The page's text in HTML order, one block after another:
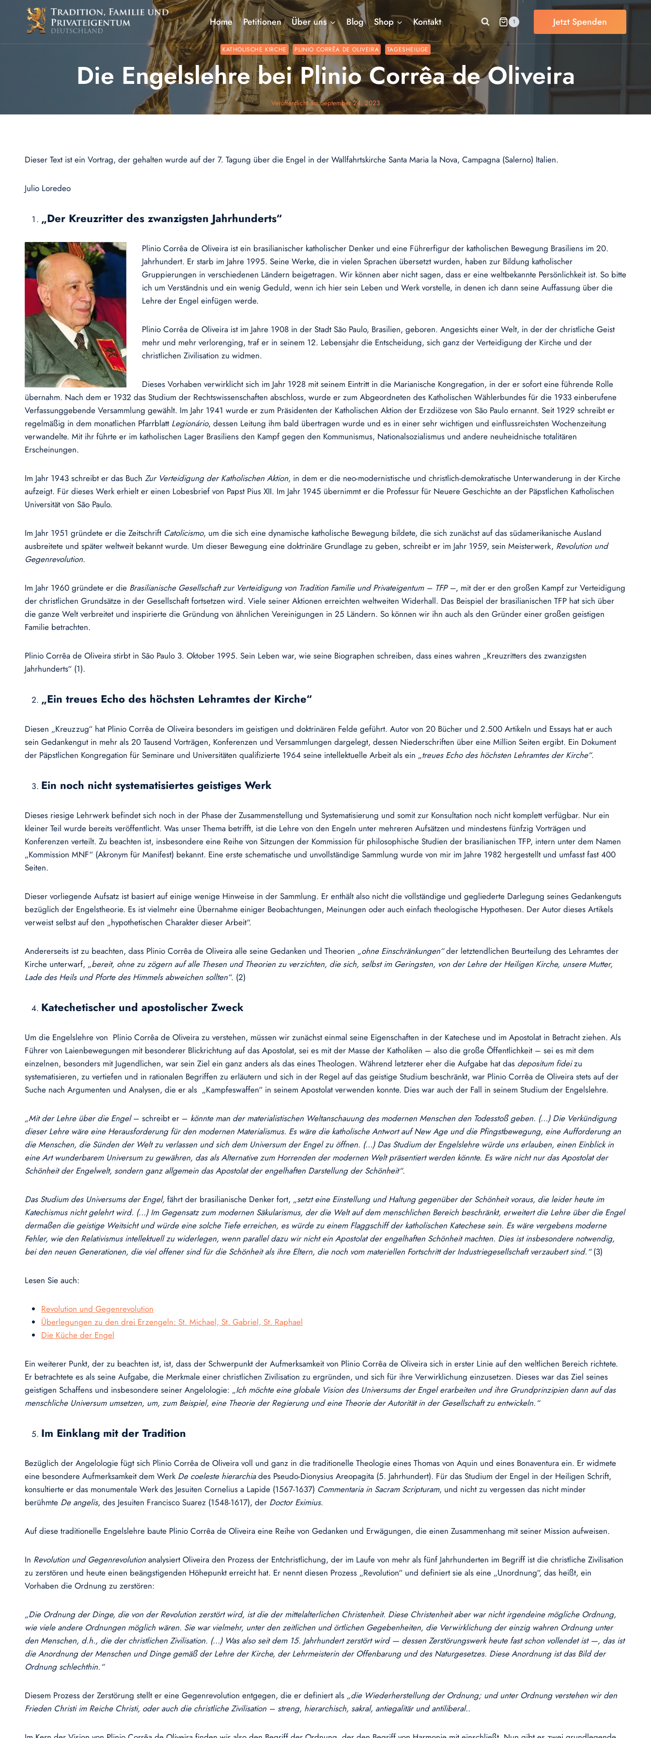
springen
Home Petitionen Über uns Blog Shop Kontakt 1 Jetzt Spenden
KATHOLISCHE KIRCHE PLINIO CORRÊA DE OLIVEIRA TAGESHEILIGE
Die Engelslehre bei Plinio Corrêa de Oliveira
Veröffentlicht amSeptember 24, 2023
Dieser Text ist ein Vortrag, der gehalten wurde auf der 7. Tagung über die Engel in der Wallfahrtskirche Santa Maria la Nova, Campagna (Salerno) Italien.
Julio Loredeo
„Der Kreuzritter des zwanzigsten Jahrhunderts“
Plinio Corrêa de Oliveira ist ein brasilianischer katholischer Denker und eine Führerfigur der katholischen Bewegung Brasiliens im 20.
Jahrhundert. Er starb im Jahre 1995. Seine Werke, die in vielen Sprachen übersetzt wurden, haben zur Bildung katholischer
Gruppierungen in verschiedenen Ländern beigetragen. Wir können aber nicht sagen, dass er eine weltbekannte Persönlichkeit ist. So bitte
ich um Verständnis und ein wenig Geduld, wenn ich hier sein Leben und Werk vorstelle, in denen ich dann seine Auffassung über die
Lehre der Engel einfügen werde.
Plinio Corrêa de Oliveira ist im Jahre 1908 in der Stadt São Paulo, Brasilien, geboren. Angesichts einer Welt, in der der christliche Geist
mehr und mehr verlorenging, traf er in seinem 12. Lebensjahr die Entscheidung, sich ganz der Verteidigung der Kirche und der
christlichen Zivilisation zu widmen.
Dieses Vorhaben verwirklicht sich im Jahr 1928 mit seinem Eintritt in die Marianische Kongregation, in der er sofort eine führende Rolle
übernahm. Nach dem er 1932 das Studium der Rechtswissenschaften abschloss, wurde er zum Abgeordneten des Katholischen Wählerbundes für die 1933 einberufene
Verfassunggebende Versammlung gewählt. Im Jahr 1941 wurde er zum Präsidenten der Katholischen Aktion der Erzdiözese von São Paulo ernannt. Seit 1929 schreibt er
regelmäßig in dem monatlichen Pfarrblatt Legionário, dessen Leitung ihm bald übertragen wurde und es in einer sehr wichtigen und einflussreichsten Wochenzeitung
verwandelte. Mit ihr führte er im katholischen Lager Brasiliens den Kampf gegen den Kommunismus, Nationalsozialismus und andere neuheidnische totalitären
Erscheinungen.
Im Jahr 1943 schreibt er das Buch Zur Verteidigung der Katholischen Aktion, in dem er die neo-modernistische und christlich-demokratische Unterwanderung in der Kirche
aufzeigt. Für dieses Werk erhielt er einen Lobesbrief von Papst Pius XII. Im Jahr 1945 übernimmt er die Professur für Neuere Geschichte an der Päpstlichen Katholischen
Universität von São Paulo.
Im Jahr 1951 gründete er die Zeitschrift Catolicismo, um die sich eine dynamische katholische Bewegung bildete, die sich zunächst auf das südamerikanische Ausland
ausbreitete und später weltweit bekannt wurde. Um dieser Bewegung eine doktrinäre Grundlage zu geben, schreibt er im Jahr 1959, sein Meisterwerk, Revolution und
Gegenrevolution.
Im Jahr 1960 gründete er die Brasilianische Gesellschaft zur Verteidigung von Tradition Familie und Privateigentum – TFP –, mit der er den großen Kampf zur Verteidigung
der christlichen Grundsätze in der Gesellschaft fortsetzen wird. Viele seiner Aktionen erreichten weltweiten Widerhall. Das Beispiel der brasilianischen TFP hat sich über
die ganze Welt verbreitet und inspirierte die Gründung von ähnlichen Vereinigungen in 25 Ländern. So können wir ihn auch als den Gründer einer großen geistigen
Familie betrachten.
Plinio Corrêa de Oliveira stirbt in São Paulo 3. Oktober 1995. Sein Leben war, wie seine Biographen schreiben, dass eines wahren „Kreuzritters des zwanzigsten
Jahrhunderts“ (1).
„Ein treues Echo des höchsten Lehramtes der Kirche“
Diesen „Kreuzzug“ hat Plinio Corrêa de Oliveira besonders im geistigen und doktrinären Felde geführt. Autor von 20 Bücher und 2.500 Artikeln und Essays hat er auch
sein Gedankengut in mehr als 20 Tausend Vorträgen, Konferenzen und Versammlungen dargelegt, dessen Niederschriften über eine Million Seiten ergibt. Ein Dokument
der Päpstlichen Kongregation für Seminare und Universitäten qualifizierte 1964 seine intellektuelle Arbeit als ein „treues Echo des höchsten Lehramtes der Kirche“.
Ein noch nicht systematisiertes geistiges Werk
Dieses riesige Lehrwerk befindet sich noch in der Phase der Zusammenstellung und Systematisierung und somit zur Konsultation noch nicht komplett verfügbar. Nur ein
kleiner Teil wurde bereits veröffentlicht. Was unser Thema betrifft, ist die Lehre von den Engeln unter mehreren Aufsätzen und mindestens fünfzig Vorträgen und
Konferenzen verteilt. Zu beachten ist, insbesondere eine Reihe von Sitzungen der Kommission für philosophische Studien der brasilianischen TFP, intern unter dem Namen
„Kommission MNF“ (Akronym für Manifest) bekannt. Eine erste schematische und unvollständige Sammlung wurde von mir im Jahre 1982 hergestellt und umfasst fast 400
Seiten.
Dieser vorliegende Aufsatz ist basiert auf einige wenige Hinweise in der Sammlung. Er enthält also nicht die vollständige und gegliederte Darlegung seines Gedankenguts
bezüglich der Engelstheorie. Es ist vielmehr eine Übernahme einiger Beobachtungen, Meinungen oder auch einfach theologische Hypothesen. Der Autor dieses Artikels
verweist selbst auf den „hypothetischen Charakter dieser Arbeit“.
Andererseits ist zu beachten, dass Plinio Corrêa de Oliveira alle seine Gedanken und Theorien „ohne Einschränkungen“der letztendlichen Beurteilung des Lehramtes der
Kirche unterwarf, „bereit, ohne zu zögern auf alle Thesen und Theorien zu verzichten, die sich, selbst im Geringsten, von der Lehre der Heiligen Kirche, unsere Mutter,
Lade des Heils und Pforte des Himmels abweichen sollten“. (2)
Katechetischer und apostolischer Zweck
Um die Engelslehre von Plinio Corrêa de Oliveira zu verstehen, müssen wir zunächst einmal seine Eigenschaften in der Katechese und im Apostolat in Betracht ziehen. Als
Führer von Laienbewegungen mit besonderer Blickrichtung auf das Apostolat, sei es mit der Masse der Katholiken – also die große Öffentlichkeit – sei es mit dem
einzelnen, besonders mit Jugendlichen, war sein Ziel ein ganz anders als das eines Theologen. Während letzterer eher die Aufgabe hat das depositum fideizu
systematisieren, zu vertiefen und in rationalen Begriffen zu erläutern und sich in der Regel auf das geistige Studium beschränkt, war Plinio Corrêa de Oliveira stets auf der
Suche nach Argumenten und Analysen, die er als „Kampfeswaffen“ in seinem Apostolat verwenden konnte. Dies war auch der Fall in seinem Studium der Engelslehre.
„Mit der Lehre über die Engel– schreibt er – könnte man der materialistischen Weltanschauung des modernen Menschen den Todesstoß geben. (…) Die Verkündigung
dieser Lehre wäre eine Herausforderung für den modernen Materialismus. Es wäre die katholische Antwort auf New Age und die Pfingstbewegung, eine Aufforderung an
die Menschen, die Sünden der Welt zu verlassen und sich dem Universum der Engel zu öffnen. (…) Das Studium der Engelslehre würde uns erlauben, einen Einblick in
eine Art wunderbarem Universum zu gewähren, das als Alternative zum Horrenden der modernen Welt präsentiert werden könnte. Es wäre nicht nur das Apostolat der
Schönheit der Engelwelt, sondern ganz allgemein das Apostolat der engelhaften Darstellung der Schönheit“.
Das Studium des Universums der Engel, fährt der brasilianische Denker fort, „setzt eine Einstellung und Haltung gegenüber der Schönheit voraus, die leider heute im
Katechismus nicht gelehrt wird. (…) Im Gegensatz zum modernen Säkularismus, der die Welt auf dem menschlichen Bereich beschränkt, erweitert die Lehre über die Engel
dermaßen die geistige Weitsicht und würde eine solche Tiefe erreichen, es würde zu einem Flaggschiff der katholischen Katechese sein. Es wäre vergebens moderne
Fehler, wie den Relativismus intellektuell zu widerlegen, wenn parallel dazu wir nicht ein Apostolat der engelhaften Schönheit machten. Dies ist insbesondere notwendig,
bei den neuen Generationen, die viel offener sind für die Schönheit als ihre Eltern, die noch vom materiellen Fortschritt der Industriegesellschaft verzaubert sind.“(3)
Lesen Sie auch:
Revolution und Gegenrevolution
Überlegungen zu den drei Erzengeln: St. Michael, St. Gabriel, St. Raphael
Die Küche der Engel
Ein weiterer Punkt, der zu beachten ist, ist, dass der Schwerpunkt der Aufmerksamkeit von Plinio Corrêa de Oliveira sich in erster Linie auf den weltlichen Bereich richtete.
Er betrachtete es als seine Aufgabe, die Merkmale einer christlichen Zivilisation zu ergründen, und sich für ihre Verwirklichung einzusetzen. Dieses war das Ziel seines
geistigen Schaffens und insbesondere seiner Angelologie: „Ich möchte eine globale Vision des Universums der Engel erarbeiten und ihre Grundprinzipien dann auf das
menschliche Universum umsetzen, um, zum Beispiel, eine Theorie der Regierung und eine Theorie der Autorität in der Gesellschaft zu entwickeln.“
Im Einklang mit der Tradition
Bezüglich der Angelologie fügt sich Plinio Corrêa de Oliveira voll und ganz in die traditionelle Theologie eines Thomas von Aquin und eines Bonaventura ein. Er widmete
eine besondere Aufmerksamkeit dem Werk De coeleste hierarchiades Pseudo-Dionysius Areopagita (5. Jahrhundert). Für das Studium der Engel in der Heiligen Schrift,
konsultierte er das monumentale Werk des Jesuiten Cornelius a Lapide (1567-1637) Commentaria in Sacram Scripturam, und nicht zu vergessen das nicht minder
berühmte De angelis, des Jesuiten Francisco Suarez (1548-1617), der Doctor Eximius.
Auf diese traditionelle Engelslehre baute Plinio Corrêa de Oliveira eine Reihe von Gedanken und Erwägungen, die einen Zusammenhang mit seiner Mission aufweisen.
In Revolution und Gegenrevolution analysiert Oliveira den Prozess der Entchristlichung, der im Laufe von mehr als fünf Jahrhunderten im Begriff ist die christliche Zivilisation
zu zerstören und heute einen beängstigenden Höhepunkt erreicht hat. Er nennt diesen Prozess „Revolution“ und definiert sie als eine „Unordnung“, das heißt, ein
Vorhaben die Ordnung zu zerstören:
„Die Ordnung der Dinge, die von der Revolution zerstört wird, ist die der mittelalterlichen Christenheit. Diese Christenheit aber war nicht irgendeine mögliche Ordnung,
wie viele andere Ordnungen möglich wären. Sie war vielmehr, unter den zeitlichen und örtlichen Gegebenheiten, die Verwirklichung der einzig wahren Ordnung unter
den Menschen, d.h., die der christlichen Zivilisation. (…) Was also seit dem 15. Jahrhundert zerstört wird — dessen Zerstörungswerk heute fast schon vollendet ist —, das ist
die Anordnung der Menschen und Dinge gemäß der Lehre der Kirche, der Lehrmeisterin der Offenbarung und des Naturgesetzes. Diese Anordnung ist das Bild der
Ordnung schlechthin.“
Diesem Prozess der Zerstörung stellt er eine Gegenrevolution entgegen, die er definiert als „die Wiederherstellung der Ordnung; und unter Ordnung verstehen wir den
Frieden Christi im Reiche Christi, oder auch die christliche Zivilisation – streng, hierarchisch, sakral, antiegalitär und antiliberal..